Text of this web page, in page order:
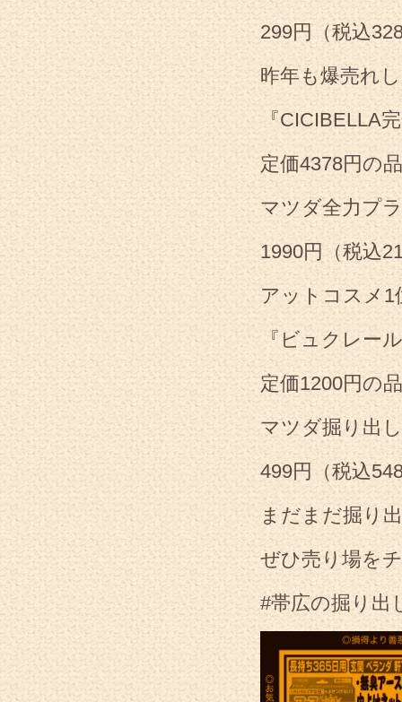
299円（税込
昨年も爆売れ
『CICIBELLA
定価4378円の品
マツダ全力プ
1990円（税込
アットコスメ
『ビュクレー
定価1200円の品
マツダ掘り出
499円（税込
まだまだ掘り
ぜひ売り場を
#帯広の掘り出